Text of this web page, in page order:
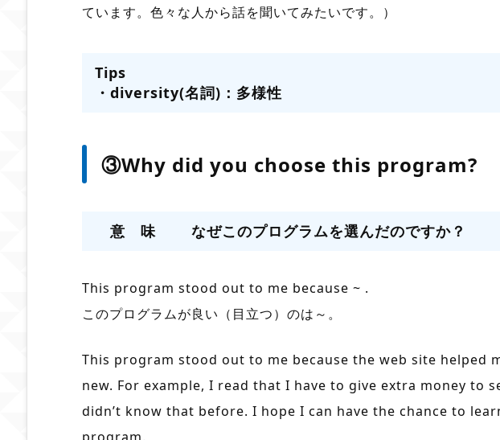
ています。色々な人から話を聞いてみたいです。）
Tips
・diversity(名詞)：多様性
③Why did you choose this program?
意 味 なぜこのプログラムを選んだのですか？
This program stood out to me because ~ .
このプログラムが良い（目立つ）のは～。
This program stood out to me because the web site helped
new. For example, I read that I have to give extra money to
didn’t know that before. I hope I can have the chance to